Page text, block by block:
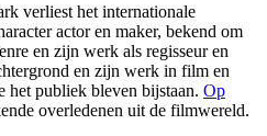
verliest het internationale
actor en maker, bekend om
en zijn werk als regisseur en
en zijn werk in film en
het publiek bleven bijstaan. Op
overledenen uit de filmwereld.